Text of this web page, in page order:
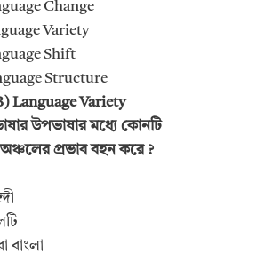
Change
Variety
Shift
Structure
Language Variety
উপভাষার মধ্যে কোনটি
অঞ্চলের প্রভাব বহন করে ?
বাংলা